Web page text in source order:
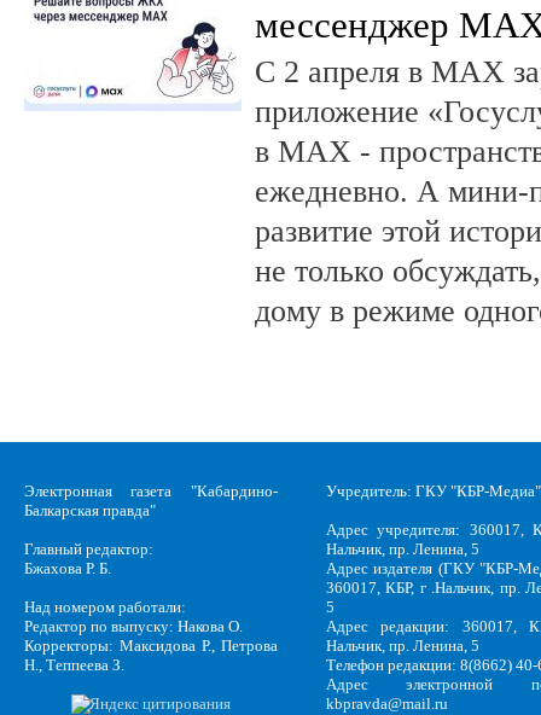
мессенджер
С 2 апреля в MAX
приложение
в MAX -
ежедневно. А мини-
развитие этой
не только
дому в режиме
Электронная газета "Кабардино-
Балкарская правда"
Главный редактор:
Бжахова Р. Б.
Над номером работали:
Редактор по выпуску: Накова О.
Корректоры: Максидова Р., Петрова
Н., Теппеева З.
Учредитель: ГКУ "КБР-Медиа"
Адрес учредителя: 360017,
Нальчик, пр. Ленина, 5
Адрес издателя (ГКУ "КБР-
360017, КБР, г .Нальчик, пр.
5
Адрес редакции: 360017,
Нальчик, пр. Ленина, 5
Телефон редакции: 8(8662)
Адрес электронной
kbpravda@mail.ru